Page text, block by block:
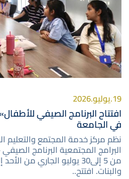
19.يوليو.2026
افتتاح البرنامج الصيفي
في الجامعة
نظم مركز خدمة المجتمع والتعليم
البرامج المجتمعية البرنامج
من 5 إلى30 يوليو الجاري من
والبنات. افتتح..